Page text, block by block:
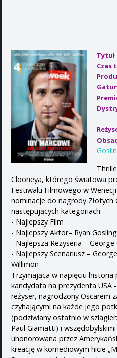
Czas
Clooneya, którego światowa
Festiwalu Filmowego w
nominacje do nagrody Złotych
następujących kategoriach:
- Najlepszy Film
- Najlepszy Aktor– Ryan Gosling
- Najlepsza Reżyseria – George
- Najlepszy Scenariusz –
Willimon
Trzymająca w napięciu
kandydata na prezydenta USA
reżyser, nagrodzony Oscarem
czyhającymi na każde jego
(podziwiany ostatnio w
Paul Giamatti) i
uhonorowana przez
kreację w komediowym hicie